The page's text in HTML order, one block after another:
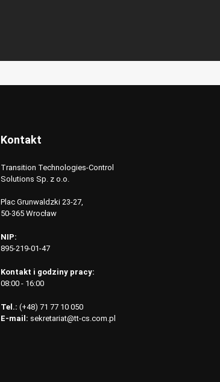
Kontakt
Transition Technologies-Control
Solutions Sp. z o.o.
Plac Grunwaldzki 23-27,
50-365 Wrocław
NIP:
895-219-01-47
Kontakt i godziny pracy:
08:00 - 16:00
Tel.: (+48) 71 77 10 050
E-mail: sekretariat@tt-cs.com.pl